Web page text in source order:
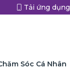
Tải ứng dụng
Sóc Cá Nhân